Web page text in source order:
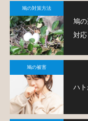
鳩の対策方法
鳩
対
鳩の被害
ハ